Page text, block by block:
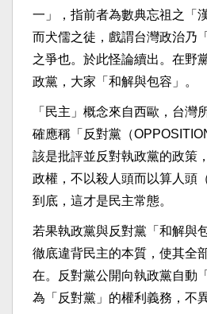
一」，指前者為數典忘祖之「
而犬儒之徒，戲謂台灣政治乃
之爭也。於此怪論續出。在野
政黨，大家「和解與包容」。
「民主」概念來自西歐，台灣
確應稱「反對黨（
該是批評並反對執政黨的政策
政權，不以殺人頭而以算人頭
到底，這才是民主常態。
若果執政黨與反對黨「和解與
徹底違背民主的本質，使其全
在。反對黨公開向執政黨自動
為「反對黨」的權利義務，不